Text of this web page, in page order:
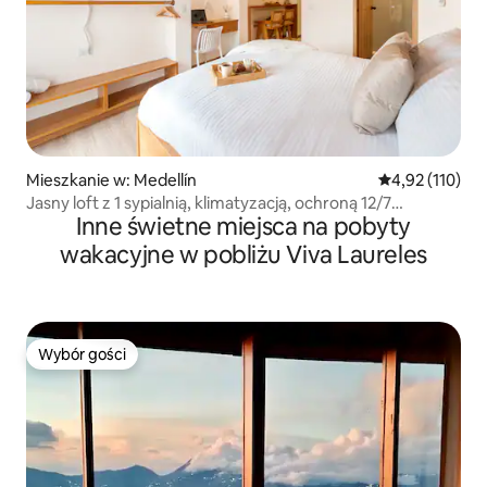
Mieszkanie w: Medellín Średnia
4,92 (110)
Jasny loft z 1 sypialnią, klimatyzacją, ochroną 12/7
i balkonem | NM6
Inne świetne miejsca na pobyty
wakacyjne w pobliżu Viva Laureles
Wybór gości
Wybór gości